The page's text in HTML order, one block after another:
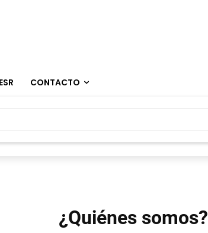
CONTACTO
¿Quiénes somos?